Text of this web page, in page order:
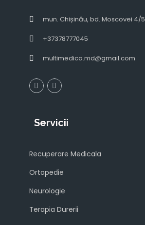
mun. Chișinău, bd. Moscovei 4/5
+37378777045
multimedica.md@gmail.com
Servicii
Recuperare Medicala
Ortopedie
Neurologie
Terapia Durerii